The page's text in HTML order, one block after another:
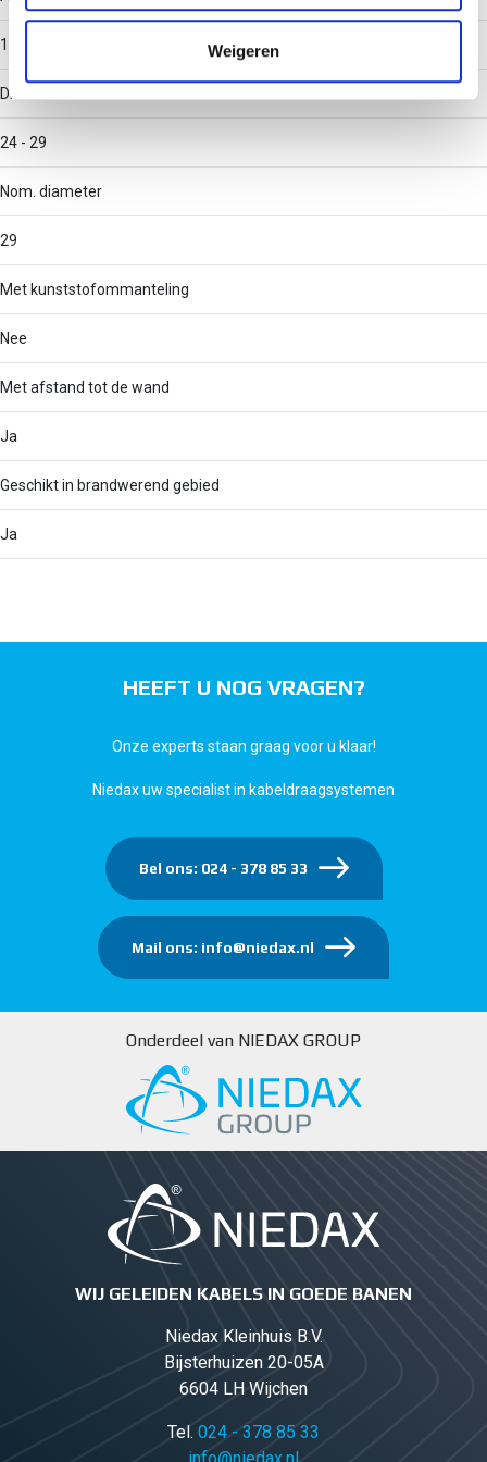
verzameld op basis van uw gebruik van hun services.
Weigeren
1
Diameter
24 - 29
Nom. diameter
29
Met kunststofommanteling
Nee
Met afstand tot de wand
Ja
Geschikt in brandwerend gebied
Ja
HEEFT U NOG VRAGEN?
Onze experts staan graag voor u klaar!
Niedax uw specialist in kabeldraagsystemen
Bel ons: 024 - 378 85 33
Mail ons: info@niedax.nl
Onderdeel van NIEDAX GROUP
WIJ GELEIDEN KABELS IN GOEDE BANEN
Niedax Kleinhuis B.V.
Bijsterhuizen 20-05A
6604 LH Wijchen
Tel. 024 - 378 85 33